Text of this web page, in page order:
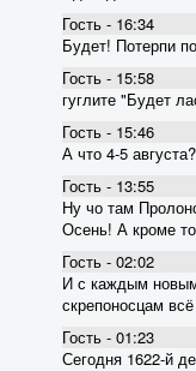
Гость - 16:34
Будет! Потерпи
Гость - 15:58
гуглите "Будет
Гость - 15:46
А что 4-5 августа?
Гость - 13:55
Ну чо там
Осень! А кроме
Гость - 02:02
И с каждым
скрепоносцам
Гость - 01:23
Сегодня 1622-й